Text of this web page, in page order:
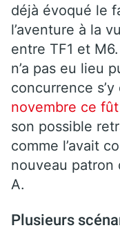
déjà évoqué le
l’aventure à la
entre TF1 et
n’a pas eu lieu
concurrence
novembre ce
son possible
comme l’avait
nouveau patron
A.
Plusieurs